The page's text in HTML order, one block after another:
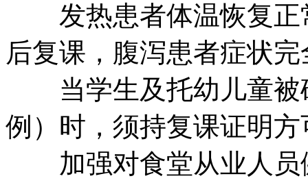
发热患者体温恢复正
后复课，腹泻患者症状
当学生及托幼儿童被
例）时，须持复课证明
加强对食堂从业人员